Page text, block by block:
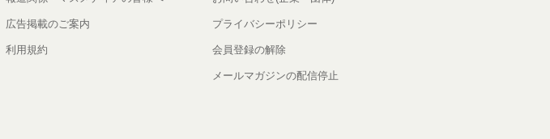
広告掲載のご案内
利用規約
プライバシーポリシー
会員登録の解除
メールマガジンの配信停止